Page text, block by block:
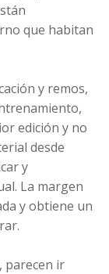
que habitan
y remos,
edición y no
desde
y
La margen
y obtiene un
parecen ir